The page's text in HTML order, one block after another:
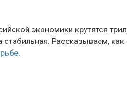
экономики крутятся
стабильная. Рассказываем,
.